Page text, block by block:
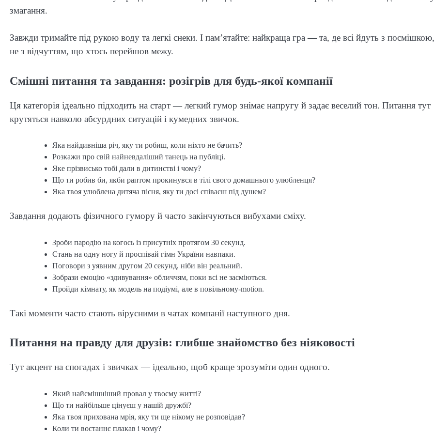
змагання.
Завжди тримайте під рукою воду та легкі снеки. І пам’ятайте: найкраща гра — та, де всі йдуть з
не з відчуттям, що хтось перейшов межу.
Смішні питання та завдання: розігрів для будь-якої компанії
Ця категорія ідеально підходить на старт — легкий гумор знімає напругу й задає веселий тон. Питання тут
крутяться навколо абсурдних ситуацій і кумедних звичок.
Яка найдивніша річ, яку ти робиш, коли ніхто не бачить?
Розкажи про свій найневдаліший танець на публіці.
Яке прізвисько тобі дали в дитинстві і чому?
Що ти робив би, якби раптом прокинувся в тілі свого домашнього улюбленця?
Яка твоя улюблена дитяча пісня, яку ти досі співаєш під душем?
Завдання додають фізичного гумору й часто закінчуються вибухами сміху.
Зроби пародію на когось із присутніх протягом 30 секунд.
Стань на одну ногу й проспівай гімн України навпаки.
Поговори з уявним другом 20 секунд, ніби він реальний.
Зобрази емоцію «здивування» обличчям, поки всі не засміються.
Пройди кімнату, як модель на подіумі, але в повільному-motion.
Такі моменти часто стають вірусними в чатах компанії наступного дня.
Питання на правду для друзів: глибше знайомство без ніяковості
Тут акцент на спогадах і звичках — ідеально, щоб краще зрозуміти один одного.
Який найсмішніший провал у твоєму житті?
Що ти найбільше цінуєш у нашій дружбі?
Яка твоя прихована мрія, яку ти ще нікому не розповідав?
Коли ти востаннє плакав і чому?